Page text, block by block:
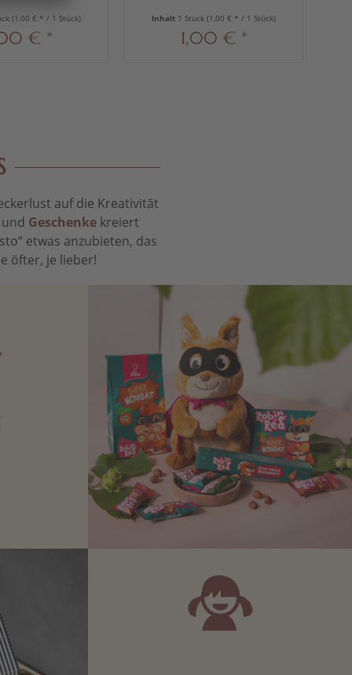
(1,00 € * / 1 Stück)
€ *
Inhalt 1 Stück (1,00 € * / 1 Stück)
1,00 € *
auf die Kreativität
Geschenkekreiert
etwas anzubieten, das
öfter, je lieber!